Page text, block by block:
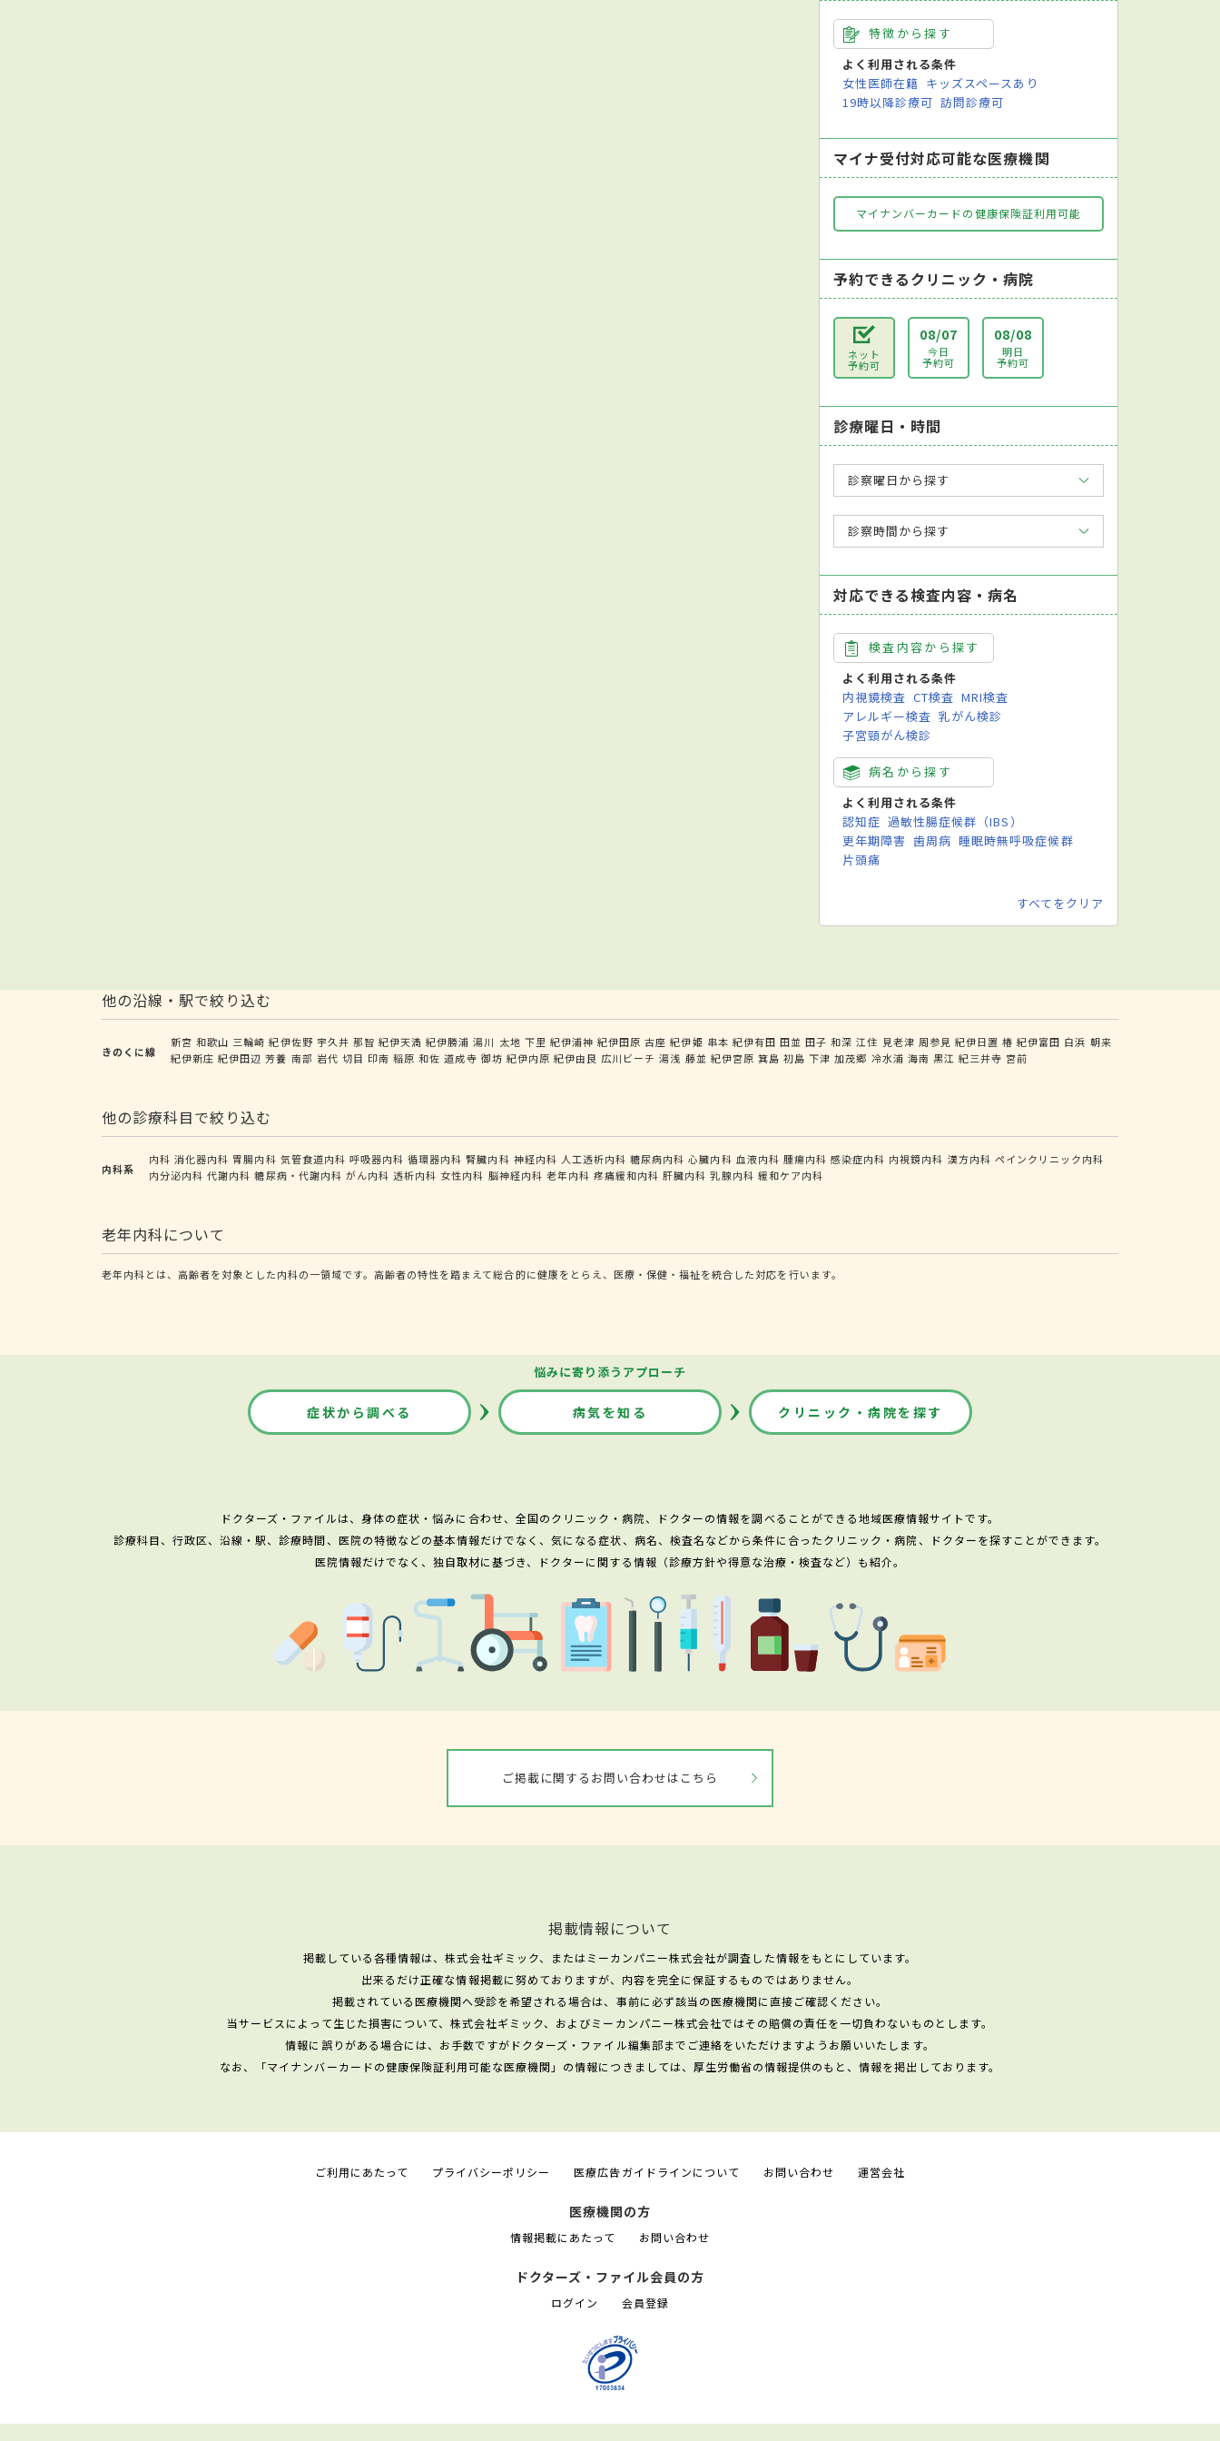
特徴から探す
よく利用される条件
女性医師在籍 キッズスペースあり
19時以降診療可 訪問診療可
マイナ受付対応可能な医療機関
マイナンバーカードの健康保険証利用可能
予約できるクリニック・病院
ネット
予約可
08/07
今日
予約可
08/08
明日
予約可
診療曜日・時間
診察曜日から探す
診察時間から探す
対応できる検査内容・病名
検査内容から探す
よく利用される条件
内視鏡検査 CT検査 MRI検査
アレルギー検査 乳がん検診
子宮頸がん検診
病名から探す
よく利用される条件
認知症 過敏性腸症候群（IBS）
更年期障害 歯周病 睡眠時無呼吸症候群
片頭痛
すべてをクリア
他の沿線・駅で絞り込む
きのくに線
新宮 和歌山 三輪崎 紀伊佐野 宇久井 那智 紀伊天満 紀伊勝浦 湯川 太地 下里 紀伊浦神 紀伊田原 古座 紀伊姫 串本 紀伊有田 田並 田子 和深 江住 見老津 周参見 紀伊日置 椿 紀伊富田 白浜 朝来
紀伊新庄 紀伊田辺 芳養 南部 岩代 切目 印南 稲原 和佐 道成寺 御坊 紀伊内原 紀伊由良 広川ビーチ 湯浅 藤並 紀伊宮原 箕島 初島 下津 加茂郷 冷水浦 海南 黒江 紀三井寺 宮前
他の診療科目で絞り込む
内科系
内科 消化器内科 胃腸内科 気管食道内科 呼吸器内科 循環器内科 腎臓内科 神経内科 人工透析内科 糖尿病内科 心臓内科 血液内科 腫瘍内科 感染症内科 内視鏡内科 漢方内科 ペインクリニック内科
内分泌内科 代謝内科 糖尿病・代謝内科 がん内科 透析内科 女性内科 脳神経内科 老年内科 疼痛緩和内科 肝臓内科 乳腺内科 緩和ケア内科
老年内科について
老年内科とは、高齢者を対象とした内科の一領域です。高齢者の特性を踏まえて総合的に健康をとらえ、医療・保健・福祉を統合した対応を行います。
悩みに寄り添うアプローチ
症状から調べる 病気を知る クリニック・病院を探す
ドクターズ・ファイルは、身体の症状・悩みに合わせ、全国のクリニック・病院、ドクターの情報を調べることができる地域医療情報サイトです。
診療科目、行政区、沿線・駅、診療時間、医院の特徴などの基本情報だけでなく、気になる症状、病名、検査名などから条件に合ったクリニック・病院、ドクターを探すことができます。
医院情報だけでなく、独自取材に基づき、ドクターに関する情報（診療方針や得意な治療・検査など）も紹介。
ご掲載に関するお問い合わせはこちら
掲載情報について
掲載している各種情報は、株式会社ギミック、またはミーカンパニー株式会社が調査した情報をもとにしています。
出来るだけ正確な情報掲載に努めておりますが、内容を完全に保証するものではありません。
掲載されている医療機関へ受診を希望される場合は、事前に必ず該当の医療機関に直接ご確認ください。
当サービスによって生じた損害について、株式会社ギミック、およびミーカンパニー株式会社ではその賠償の責任を一切負わないものとします。
情報に誤りがある場合には、お手数ですがドクターズ・ファイル編集部までご連絡をいただけますようお願いいたします。
なお、「マイナンバーカードの健康保険証利用可能な医療機関」の情報につきましては、厚生労働省の情報提供のもと、情報を掲出しております。
ご利用にあたって プライバシーポリシー 医療広告ガイドラインについて お問い合わせ 運営会社
医療機関の方
情報掲載にあたって お問い合わせ
ドクターズ・ファイル会員の方
ログイン 会員登録